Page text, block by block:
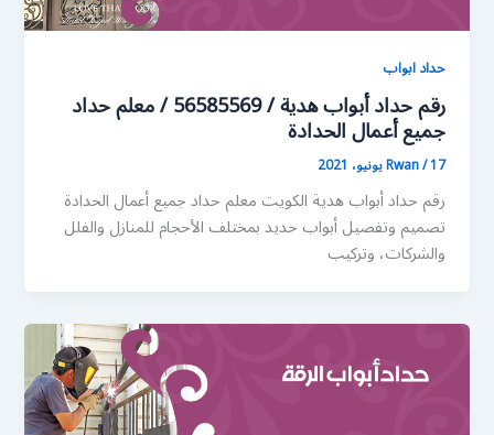
حداد ابواب
رقم حداد أبواب هدية / 56585569 / معلم حداد
جميع أعمال الحدادة
Rwan/17 يونيو، 2021
رقم حداد أبواب هدية الكويت معلم حداد جميع أعمال الحدادة
تصميم وتفصيل أبواب حديد بمختلف الأحجام للمنازل والفلل
والشركات، وتركيب